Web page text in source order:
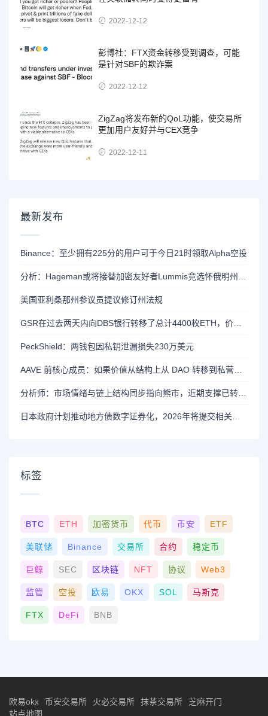
2022-12-12
彭博社：FTX资金转移受到调查，可能
是针对SBF的欺诈案
2022-12-12
ZigZag将发布新的QoL功能，使交易所
更加用户友好并与CEX竞争
2022-12-11
最新发布
Binance：至少拥有225分的用户可于今日21时领取Alpha空投
美国亚利桑那州参议员提议修订州法规
PeckShield：两钱包因私钥泄漏损失230万美元
标签
BTC ETH 加密货币 代币 币安 ETF
美联储 Binance 交易所 合约 稳定币
巨鲸 SEC 区块链 NFT 协议 Web3
监管 空投 欧易 OKX SOL 马斯克
FTX DeFi BNB
欧易okx 币安交易所 火必交易所 抹茶交易所
芝麻开门
站点地图